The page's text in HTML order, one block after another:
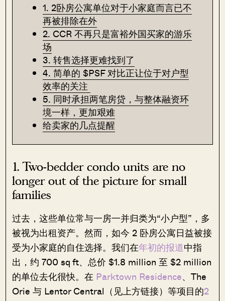
1. 2卧房公寓单位对于小家庭而言已不
再被排除在外
2. CCR 不再只是富裕外国买家的游乐
场
3. 转售选择更难找到了
4. 简单的 $PSF 对比正让位于对户型
效率的关注
5. 同时承担两笔房贷，与整体融资环
境一样，更加艰难
给卖家的几点提醒
1. Two-bedder condo units are no
longer out of the picture for small
families
过去，这些单位常与一房一并归类为“小户型”，多
被视为出租资产。然而，如今 2 卧房公寓日益被接
受为小家庭的自住选择。我们在年初的报道中指
出，约 700 sq ft、总价 $1.8 million 至 $2 million
的单位去化很快。在 Parktown Residence、The
Orie 与 Lentor Central（见上方链接）等项目的2